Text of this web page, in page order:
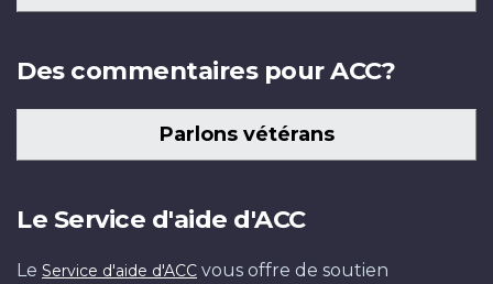
Des commentaires pour ACC?
Parlons vétérans
Le Service d'aide d'ACC
Le Service d'aide d'ACC vous offre de soutien